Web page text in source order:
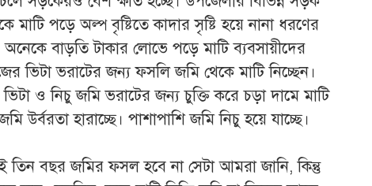
মাটি পড়ে অল্প বৃষ্টিতে কাদার সৃষ্টি হয়ে নানা ধরণের
বাড়তি টাকার লোভে পড়ে মাটি ব্যবসায়ীদের
ভিটা ভরাটের জন্য ফসলি জমি থেকে মাটি নিচ্ছেন।
ভিটা ও নিচু জমি ভরাটের জন্য চুক্তি করে চড়া দামে মাটি
উর্বরতা হারাচ্ছে। পাশাপাশি জমি নিচু হয়ে যাচ্ছে।
বছর জমির ফসল হবে না সেটা আমরা জানি, কিন্তু